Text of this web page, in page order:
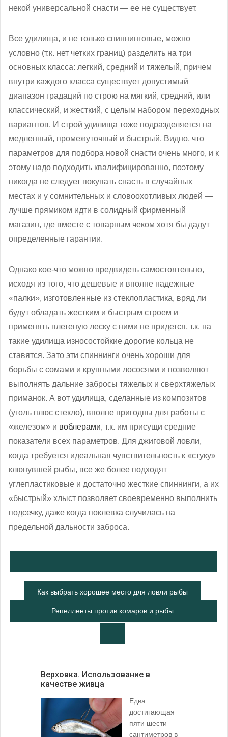
некой универсальной снасти — ее не существует.
Все удилища, и не только спиннинговые, можно
условно (т.к. нет четких границ) разделить на три
основных класса: легкий, средний и тяжелый, причем
внутри каждого класса существует допустимый
диапазон градаций по строю на мягкий, средний, или
классический, и жесткий, с целым набором переходных
вариантов. И строй удилища тоже подразделяется на
медленный, промежуточный и быстрый. Видно, что
параметров для подбора новой снасти очень много, и к
этому надо подходить квалифицированно, поэтому
никогда не следует покупать снасть в случайных
местах и у сомнительных и словоохотливых людей —
лучше прямиком идти в солидный фирменный
магазин, где вместе с товарным чеком хотя бы дадут
определенные гарантии.
Однако кое-что можно предвидеть самостоятельно,
исходя из того, что дешевые и вполне надежные
«палки», изготовленные из стеклопластика, вряд ли
будут обладать жестким и быстрым строем и
применять плетеную леску с ними не придется, т.к. на
такие удилища износостойкие дорогие кольца не
ставятся. Зато эти спиннинги очень хороши для
борьбы с сомами и крупными лососями и позволяют
выполнять дальние забросы тяжелых и сверхтяжелых
приманок. А вот удилища, сделанные из композитов
(уголь плюс стекло), вполне пригодны для работы с
«железом» и воблерами, т.к. им присущи средние
показатели всех параметров. Для джиговой ловли,
когда требуется идеальная чувствительность к «стуку»
клюнувшей рыбы, все же более подходят
углепластиковые и достаточно жесткие спиннинги, а их
«быстрый» хлыст позволяет своевременно выполнить
подсечку, даже когда поклевка случилась на
предельной дальности заброса.
Как выбрать хорошее место для ловли рыбы
Репелленты против комаров и рыбы
Верховка. Использование в
качестве живца
Едва
достигающая
пяти шести
сантиметров в